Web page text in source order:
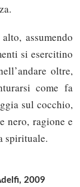
assumendo
si esercitino
oltre,
come fa
sul cocchio,
nero, ragione e
spirituale.
2009